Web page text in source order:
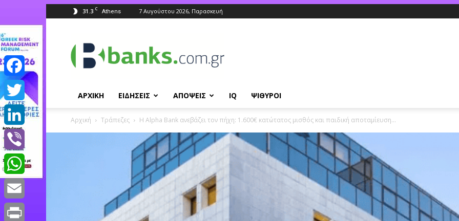
31.3 C Athens 7 Αυγούστου 2026, Παρασκευή
ΑΡΧΙΚΗ ΕΙΔΗΣΕΙΣ ΑΠΟΨΕΙΣ IQ ΨΙΘΥΡΟΙ
Αρχική Τράπεζες Η Alpha Bank ανεβάζει τον πήχη: 1.600€ κατώτατος μισθός και παιδική αποταμίευση...
Facebook
Twitter
LinkedIn
Viber
WhatsApp
Email